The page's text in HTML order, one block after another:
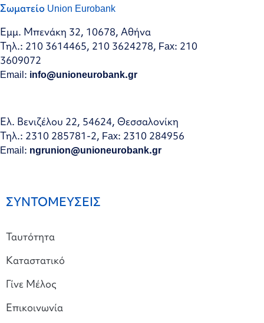
Σωματείο Union Eurobank
Εμμ. Μπενάκη 32, 10678, Αθήνα
Τηλ.: 210 3614465, 210 3624278, Fax: 210
3609072
Email: info@unioneurobank.gr
Ελ. Βενιζέλου 22, 54624, Θεσσαλονίκη
Τηλ.: 2310 285781-2, Fax: 2310 284956
Email: ngrunion@unioneurobank.gr
ΣΥΝΤΟΜΕΥΣΕΙΣ
Ταυτότητα
Καταστατικό
Γίνε Μέλος
Επικοινωνία